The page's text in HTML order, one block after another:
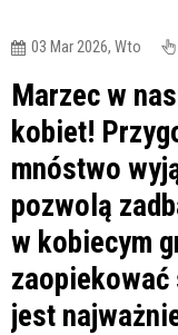
03 Mar 2026, Wto
Marzec w
kobiet!
mnóstwo
pozwolą
w kobiecym
zaopiekować
jest